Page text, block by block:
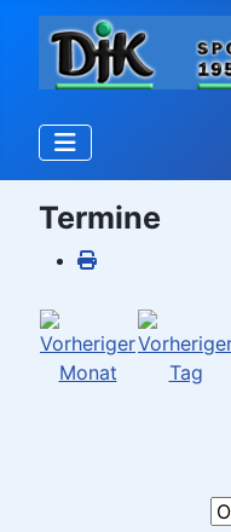
Termine